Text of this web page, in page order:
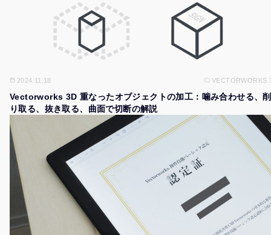
2024.11.18 VECTORWORKS
Vectorworks 3D 重なったオブジェクトの加工：噛み合わせる、削
り取る、抜き取る、曲面で切断の解説